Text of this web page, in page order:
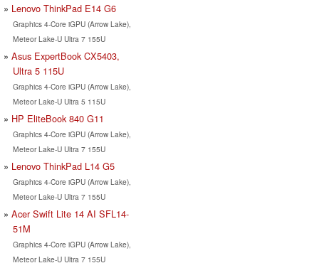
Lenovo ThinkPad E14 G6
Graphics 4-Core iGPU (Arrow Lake),
Meteor Lake-U Ultra 7 155U
Asus ExpertBook CX5403,
Ultra 5 115U
Graphics 4-Core iGPU (Arrow Lake),
Meteor Lake-U Ultra 5 115U
HP EliteBook 840 G11
Graphics 4-Core iGPU (Arrow Lake),
Meteor Lake-U Ultra 7 155U
Lenovo ThinkPad L14 G5
Graphics 4-Core iGPU (Arrow Lake),
Meteor Lake-U Ultra 7 155U
Acer Swift Lite 14 AI SFL14-
51M
Graphics 4-Core iGPU (Arrow Lake),
Meteor Lake-U Ultra 7 155U